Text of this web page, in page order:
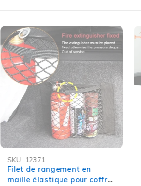
SKU: 12371
Filet de rangement en
maille élastique pour coffre